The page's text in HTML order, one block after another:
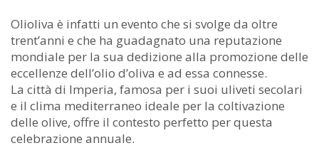
Olioliva è infatti un evento che si svolge da oltre
trent’anni e che ha guadagnato una reputazione
mondiale per la sua dedizione alla promozione delle
eccellenze dell’olio d’oliva e ad essa connesse.
La città di Imperia, famosa per i suoi uliveti secolari
e il clima mediterraneo ideale per la coltivazione
delle olive, offre il contesto perfetto per questa
celebrazione annuale.